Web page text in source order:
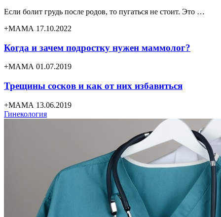
Если болит грудь после родов, то пугаться не стоит. Это …
+МАМА 17.10.2022
Когда и зачем подростку нужен маммолог?
+МАМА 01.07.2019
Трещины сосков и как от них избавиться
+МАМА 13.06.2019
Гинекология